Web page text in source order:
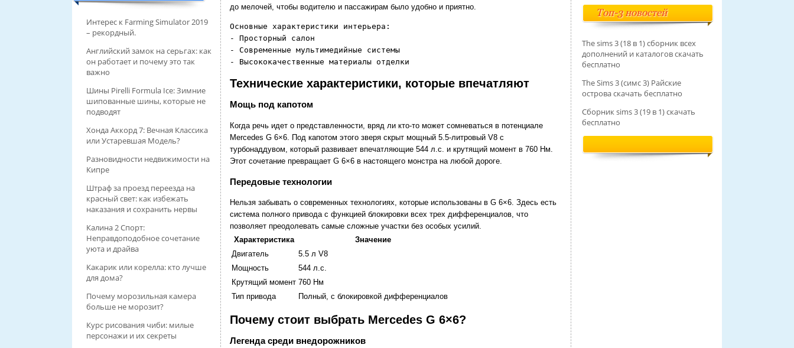
до мелочей, чтобы водителю и пассажирам было удобно и приятно.
Основные характеристики интерьера:
- Просторный салон
- Современные мультимедийные системы
Технические характеристики, которые впечатляют
Мощь под капотом
Когда речь идет о представленности, вряд ли кто-то может сомневаться в потенциале
Mercedes G 6×6. Под капотом этого зверя скрыт мощный 5.5-литровый V8 с
турбонаддувом, который развивает впечатляющие 544 л.с. и крутящий момент в 760 Нм.
Этот сочетание превращает G 6×6 в настоящего монстра на любой дороге.
Передовые технологии
Нельзя забывать о современных технологиях, которые использованы в G 6×6. Здесь есть
система полного привода с функцией блокировки всех трех дифференциалов, что
позволяет преодолевать самые сложные участки без особых усилий.
Характеристика
Значение
Двигатель
5.5 л V8
Мощность
544 л.с.
Крутящий момент 760 Нм
Тип привода
Полный, с блокировкой дифференциалов
Почему стоит выбрать Mercedes G 6×6?
Легенда среди внедорожников
Интерес к Farming Simulator 2019
– рекордный.
Английский замок на серьгах: как
он работает и почему это так
важно
Шины Pirelli Formula Ice: Зимние
шипованные шины, которые не
подводят
Хонда Аккорд 7: Вечная Классика
или Устаревшая Модель?
Разновидности недвижимости на
Кипре
Штраф за проезд переезда на
красный свет: как избежать
наказания и сохранить нервы
Калина 2 Спорт:
Неправдоподобное сочетание
уюта и драйва
Какарик или корелла: кто лучше
для дома?
Почему морозильная камера
больше не морозит?
Курс рисования чиби: милые
персонажи и их секреты
Топ-3 новостей
The sims 3 (18 в 1) сборник всех
дополнений и каталогов скачать
бесплатно
The Sims 3 (симс 3) Райские
острова скачать бесплатно
Сборник sims 3 (19 в 1) скачать
бесплатно